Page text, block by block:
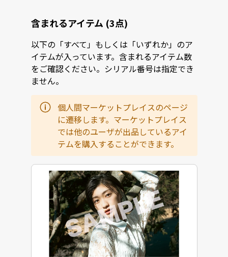
含まれるアイテム (3点)
以下の「すべて」もしくは「いずれか」のア
イテムが入っています。含まれるアイテム数
をご確認ください。シリアル番号は指定でき
ません。
個人間マーケットプレイスのページ
に遷移します。マーケットプレイス
では他のユーザが出品しているアイ
テムを購入することができます。